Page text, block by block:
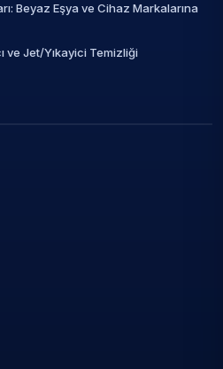
Beyaz Eşya ve Cihaz Markalarına
ve Jet/Yıkayici Temizliği